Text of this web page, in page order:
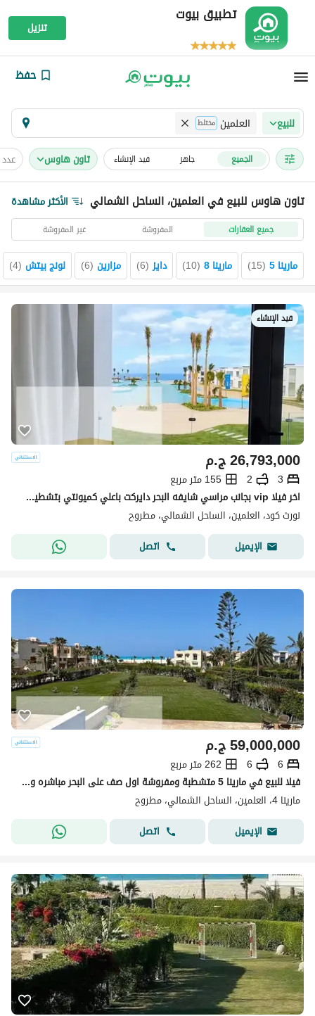
تطبيق بيوت
تنزيل
حفظ
للبيع العلمين مختلط
الجميع جاهز قيد الإنشاء تاون هاوس
تاون هاوس للبيع في العلمين، الساحل الشمالي الأكثر مشاهدة
جميع العقارات المفروشة غير المفروشة
مارينا 5 (
15
) مارينا 8 (
10
) دايز (
6
) مزارين (
6
) لونج بيتش (
4
)
قيد الإنشاء
ج.م26,793,000
3
2
155 متر مربع
اخر فيلا vip بجانب مراسي شايفه البحر دايركت باعلي كميونتي بتشطيب كامل
نورث كود، العلمين، الساحل الشمالي، مطروح
الإيميل
اتصل
ج.م59,000,000
6
6
262 متر مربع
فيلا للبيع في مارينا 5 متشطبة ومفروشة اول صف على البحر مباشره و جاهزة للاستلام الصيف ده، ومتاحة للمعاينة. مساحة 262 متر، بتشطيب مودرن فاخر شامل الفرش والأجهزة والتكييفات، وسعرها قابل للتفاوض مع خصم مميز للمشتري الجاد. نوع الوحدة: فيلا المساحة: 262 متر
مارينا 4، العلمين، الساحل الشمالي، مطروح
الإيميل
اتصل